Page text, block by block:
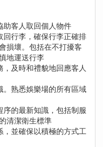
助客人取回個人物件
回行李，確保行李正確排
損壞。包括在不打擾客
地運送行李
及時和禮貌地回應客人
。熟悉娛樂場的所有區域
序的最新知識，包括制服
清潔衛生標準
，並確保以積極的方式工